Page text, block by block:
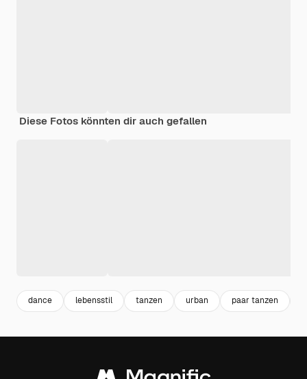
Diese Fotos könnten dir auch gefallen
dance lebensstil tanzen urban paar tanzen